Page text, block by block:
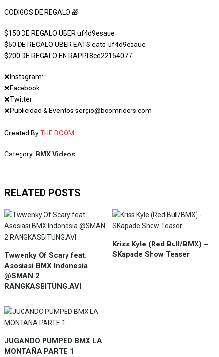
CODIGOS DE REGALO 🎁
$150 DE REGALO UBER uf4d9esaue
$50 DE REGALO UBER EATS eats-uf4d9esaue
$200 DE REGALO EN RAPPI 8ce22154077
❌Instagram:
❌Facebook:
❌Twitter:
❌Publicidad & Eventos sergio@boomriders.com
Created ByTHE BOOM
Category: BMX Videos
RELATED POSTS
Twwenky Of Scary feat.
Asosiasi BMX Indonesia
@SMAN 2
RANGKASBITUNG.AVI
Kriss Kyle (Red Bull/BMX) –
SKapade Show Teaser
JUGANDO PUMPED BMX LA
MONTAÑA PARTE 1